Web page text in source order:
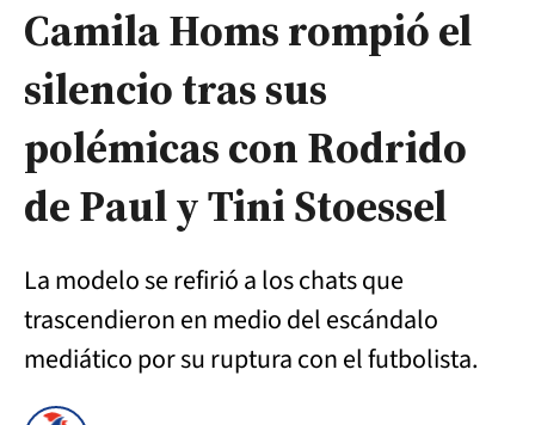
Camila Homs rompió el
silencio tras sus
polémicas con Rodrido
de Paul y Tini Stoessel
La modelo se refirió a los chats que
trascendieron en medio del escándalo
mediático por su ruptura con el futbolista.